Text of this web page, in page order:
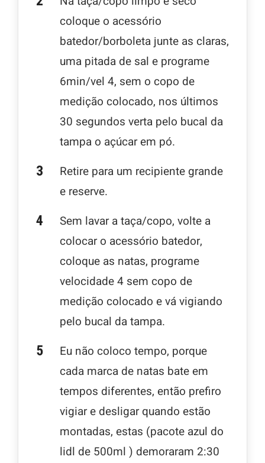
coloque o acessório
batedor/borboleta junte as claras,
uma pitada de sal e programe
6min/vel 4, sem o copo de
medição colocado, nos últimos
30 segundos verta pelo bucal da
tampa o açúcar em pó.
Retire para um recipiente grande
e reserve.
Sem lavar a taça/copo, volte a
colocar o acessório batedor,
coloque as natas, programe
velocidade 4 sem copo de
medição colocado e vá vigiando
pelo bucal da tampa.
Eu não coloco tempo, porque
cada marca de natas bate em
tempos diferentes, então prefiro
vigiar e desligar quando estão
montadas, estas (pacote azul do
lidl de 500ml ) demoraram 2:30